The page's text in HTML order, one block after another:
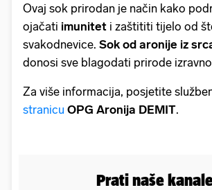
Ovaj sok prirodan je način kako
ojačati imunitet i zaštititi tijelo od
svakodnevice. Sok od aronije iz
donosi sve blagodati prirode izravno
Za više informacija, posjetite
stranicu OPG Aronija DEMIT.
Prati naše